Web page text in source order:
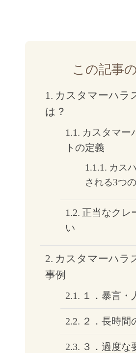
この記事
カスタマーハラ
は？
カスタマー
トの定義
カス
される3つ
正当なクレ
い
カスタマーハラ
事例
１．暴言・
２．長時間
３．過度な